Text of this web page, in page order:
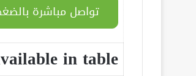
تواصل مباشرة
in table